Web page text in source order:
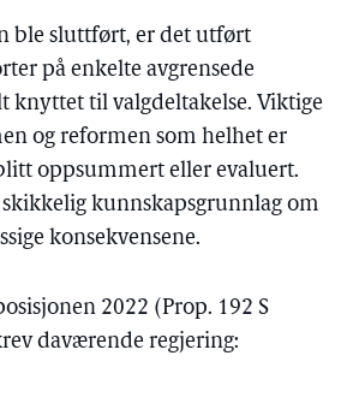
ble sluttført, er det utført
på enkelte avgrensede
knyttet til valgdeltakelse. Viktige
og reformen som helhet er
oppsummert eller evaluert.
kunnskapsgrunnlag om
konsekvensene.
2022 (Prop. 192 S
daværende regjering: